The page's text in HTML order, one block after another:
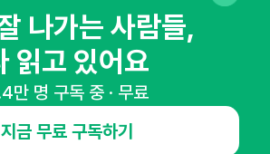
제휴문의
인사이터 신청
나가는 사람들,
읽고 있어요
만 명 구독 중 · 무료
지금 무료 구독하기